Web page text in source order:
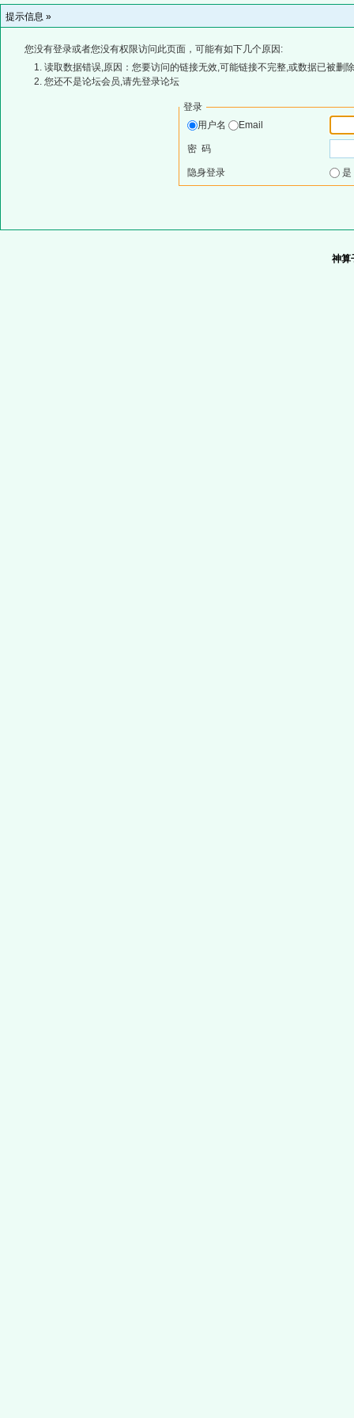
提示信息 »
您没有登录或者您没有权限访问此页面，可能有如下几个原因:
读取数据错误,原因：您要访问的链接无效,可能链接不完整,或数据已被删
您还不是论坛会员,请先登录论坛
登录
用户名
Email
密 码
隐身登录
神算